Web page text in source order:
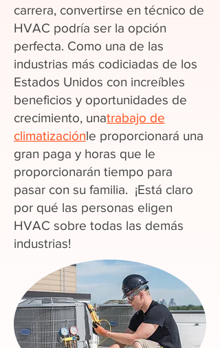
carrera, convertirse en técnico de
HVAC podría ser la opción
perfecta. Como una de las
industrias más codiciadas de los
Estados Unidos con increíbles
beneficios y oportunidades de
crecimiento, unatrabajo de
climatizaciónle proporcionará una
gran paga y horas que le
proporcionarán tiempo para
pasar con su familia. ¡Está claro
por qué las personas eligen
HVAC sobre todas las demás
industrias!